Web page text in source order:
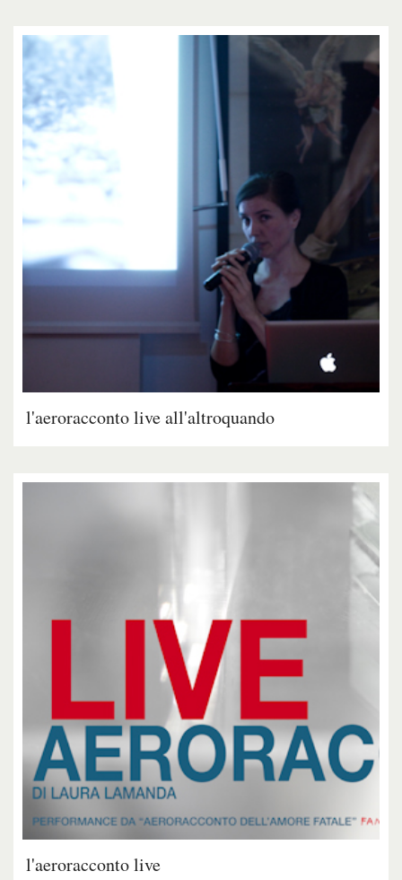
l'aeroracconto live all'altroquando
l'aeroracconto live